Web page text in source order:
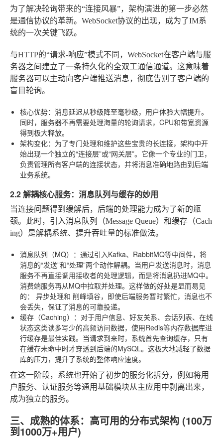
为了解决轮询带来的“连接风暴”，架构演进的第一步必然
是通信协议的革新。WebSocket协议的出现，成为了IM系
统的一次关键飞跃。
与HTTP的“请求-响应”模式不同，WebSocket在客户端与服
务器之间建立了一条持久化的全双工通信通道。这意味着
服务器可以主动向客户端推送消息，彻底告别了客户端的
盲目轮询。
核心优势：消息延迟从秒级降至毫秒级，用户体验大幅提升。
同时，服务器不再需要处理海量的轮询请求，CPU和带宽资源
得到极大释放。
架构变化：为了专门处理和维护这些宝贵的长连接，架构中开
始出现一个独立的“连接层”或“网关层”。它像一个专业的门卫，
负责管理所有客户端的连接状态，并将消息准确地路由到后端
业务系统。
2.2 解耦核心服务：消息队列与缓存的妙用
当连接问题得到缓解后，后端的处理能力成为了新的瓶
颈。此时，引入消息队列（Message Queue）和缓存（Cach
ing）是解耦系统、提升吞吐量的标准做法。
消息队列（MQ） ：通过引入Kafka、RabbitMQ等中间件，将
消息的“发送”和“处理”两个动作解耦。当用户发送消息时，消息
服务不再直接调用接收者的处理逻辑，而是将消息扔进MQ中。
消费端服务再从MQ中拉取并处理。这样做的好处是显而易见
的： 异步处理和 削峰填谷，即使后端服务暂时繁忙，消息也不
会丢失，保证了消息的可靠投递。
缓存（Caching） ：对于用户信息、好友关系、会话列表、在线
状态这类读多写少的高频访问数据，使用Redis等内存数据库进
行缓存是最佳实践。当请求到来时，系统首先查询缓存，只有
在缓存未命中时才穿透到后端的MySQL。这极大地减轻了数据
库的压力，提升了系统的整体响应速度。
在这一阶段，系统也开始了初步的服务化拆分，例如将用
户服务、认证服务等通用基础模块从主应用中剥离出来，
成为独立的服务。
三、成熟的体系：高可用的分布式架构 (100万
到1000万+用户)